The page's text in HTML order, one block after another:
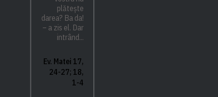
plătește
darea? Ba da!
– a zis el. Dar
intrând...
Ev. Matei 17,
24-27; 18,
1-4